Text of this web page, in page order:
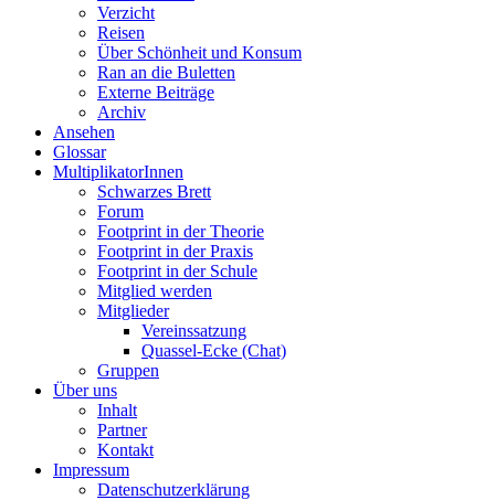
Verzicht
Reisen
Über Schönheit und Konsum
Ran an die Buletten
Externe Beiträge
Archiv
Ansehen
Glossar
MultiplikatorInnen
Schwarzes Brett
Forum
Footprint in der Theorie
Footprint in der Praxis
Footprint in der Schule
Mitglied werden
Mitglieder
Vereinssatzung
Quassel-Ecke (Chat)
Gruppen
Über uns
Inhalt
Partner
Kontakt
Impressum
Datenschutzerklärung